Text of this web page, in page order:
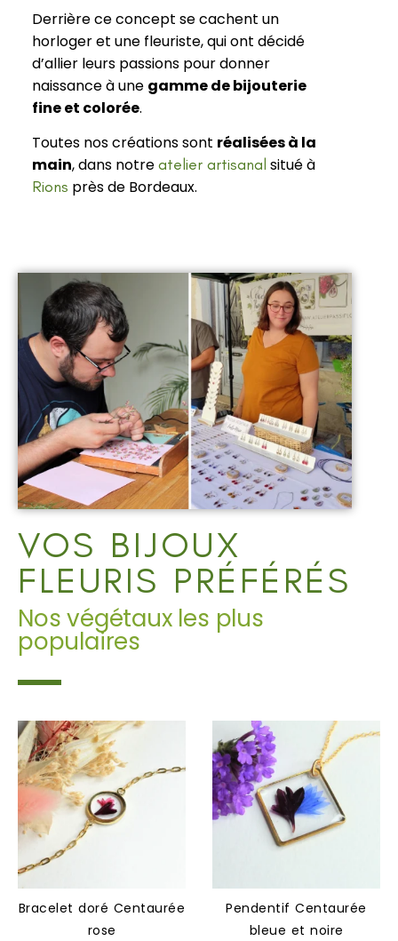
Derrière ce concept se cachent un
horloger et une fleuriste, qui ont décidé
d’allier leurs passions pour donner
naissance à une gamme de bijouterie
fine et colorée.
Toutes nos créations sont réalisées à la
main, dans notreatelier artisanal situé à
Rions près de Bordeaux.
VOS BIJOUX
FLEURIS PRÉFÉRÉS
Nos végétaux les plus
populaires
Bracelet doré Centaurée
rose
Pendentif Centaurée
bleue et noire